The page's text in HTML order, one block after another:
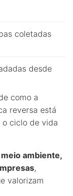
coletadas
desde
como a
reversa está
o ciclo de vida
ambiente,
,
valorizam